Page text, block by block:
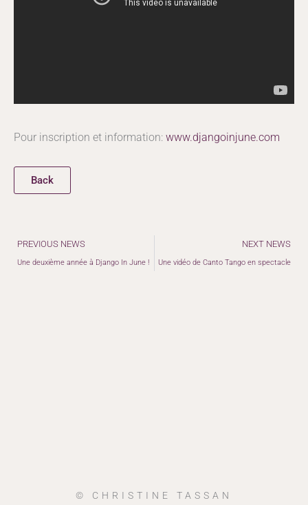
Pour inscription et information: www.djangoinjune.com
Back
Précédent
PREVIOUS NEWS
Une deuxième année à Django In June !
NEXT NEWS
Une vidéo de Canto Tango en spectacle
© CHRISTINE TASSAN